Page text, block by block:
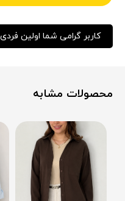
کاربر گرامی شما اولین
محصولات مشابه